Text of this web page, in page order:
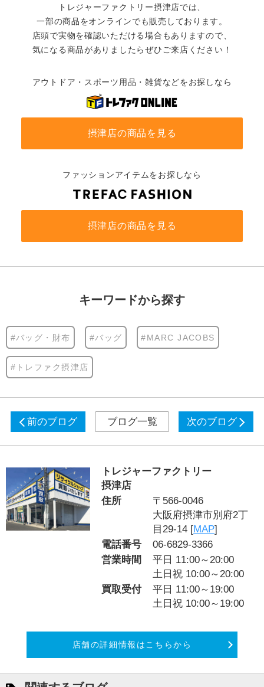
トレジャーファクトリー摂津店では、
一部の商品をオンラインでも販売しております。
店頭で実物を確認いただける場合もありますので、
気になる商品がありましたらぜひご来店ください！
アウトドア・スポーツ用品・雑貨などをお探しなら
摂津店の商品を見る
ファッションアイテムをお探しなら
摂津店の商品を見る
キーワードから探す
#バッグ・財布 #バッグ #MARC JACOBS
#トレファク摂津店
前のブログ ブログ一覧 次のブログ
トレジャーファクトリー
摂津店
住所
〒566-0046
大阪府摂津市別府2丁
目29-14 [MAP]
電話番号
06-6829-3366
営業時間
平日 11:00～20:00
土日祝 10:00～20:00
買取受付
平日 11:00～19:00
土日祝 10:00～19:00
店舗の詳細情報はこちらから